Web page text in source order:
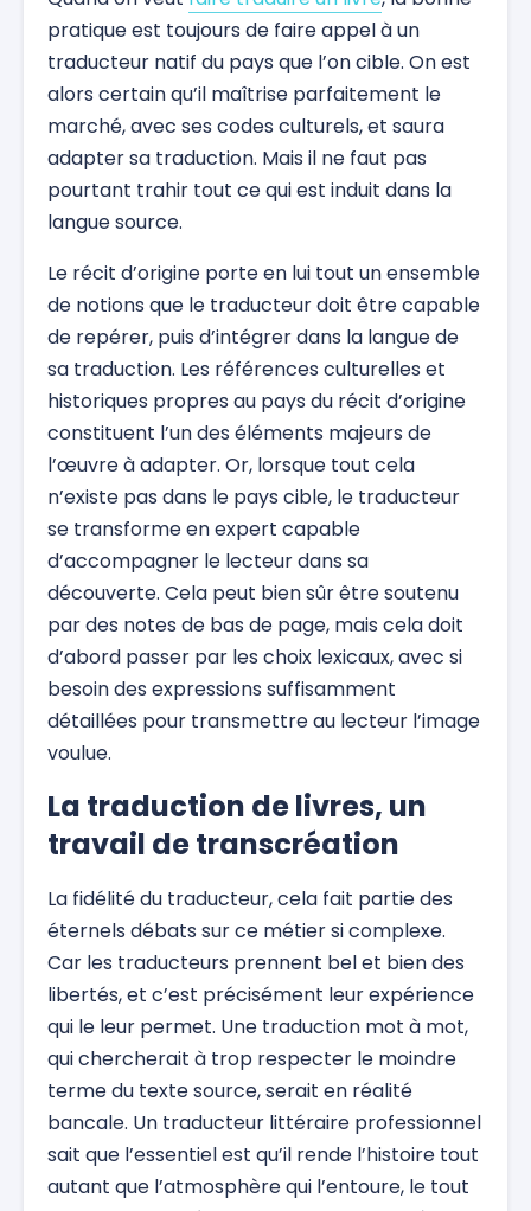
pratique est toujours de faire appel à un
traducteur natif du pays que l’on cible. On est
alors certain qu’il maîtrise parfaitement le
marché, avec ses codes culturels, et saura
adapter sa traduction. Mais il ne faut pas
pourtant trahir tout ce qui est induit dans la
langue source.
Le récit d’origine porte en lui tout un ensemble
de notions que le traducteur doit être capable
de repérer, puis d’intégrer dans la langue de
sa traduction. Les références culturelles et
historiques propres au pays du récit d’origine
constituent l’un des éléments majeurs de
l’œuvre à adapter. Or, lorsque tout cela
n’existe pas dans le pays cible, le traducteur
se transforme en expert capable
d’accompagner le lecteur dans sa
découverte. Cela peut bien sûr être soutenu
par des notes de bas de page, mais cela doit
d’abord passer par les choix lexicaux, avec si
besoin des expressions suffisamment
détaillées pour transmettre au lecteur l’image
voulue.
La traduction de livres, un
travail de transcréation
La fidélité du traducteur, cela fait partie des
éternels débats sur ce métier si complexe.
Car les traducteurs prennent bel et bien des
libertés, et c’est précisément leur expérience
qui le leur permet. Une traduction mot à mot,
qui chercherait à trop respecter le moindre
terme du texte source, serait en réalité
bancale. Un traducteur littéraire professionnel
sait que l’essentiel est qu’il rende l’histoire tout
autant que l’atmosphère qui l’entoure, le tout